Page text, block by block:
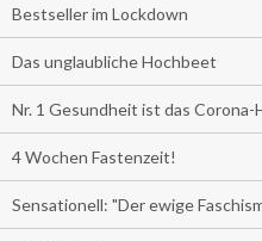
Bestseller im Lockdown
Das unglaubliche Hochbeet
Nr. 1 Gesundheit ist das Corona-
4 Wochen Fastenzeit!
Sensationell: "Der ewige